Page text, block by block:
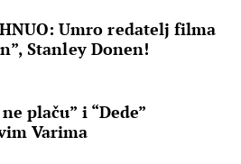
Umro redatelj filma
Stanley Donen!
plaču” i “Dede”
Varima